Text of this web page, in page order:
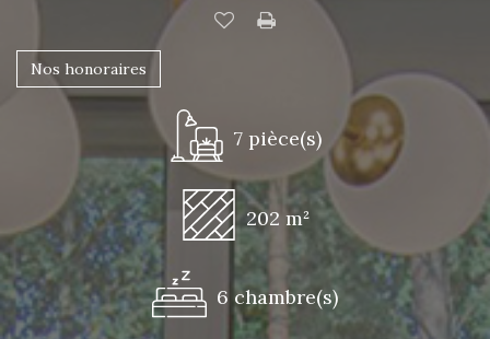
Nos honoraires
7 pièce(s)
202 m²
6 chambre(s)